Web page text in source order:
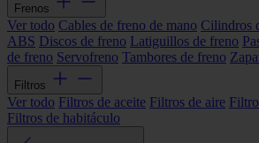
Frenos
Ver todo Cables de freno de mano Cilindros
ABS Discos de freno Latiguillos de freno
de freno Servofreno Tambores de freno
Filtros
Ver todo Filtros de aceite Filtros de aire
Filtros de habitáculo